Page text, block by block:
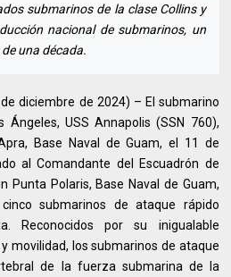
submarinos de la clase Collins y
nacional de submarinos, un
una década.
de diciembre de 2024) – El submarino
USS Annapolis (SSN 760),
Base Naval de Guam, el 11 de
al Comandante del Escuadrón de
Punta Polaris, Base Naval de Guam,
submarinos de ataque rápido
Reconocidos por su inigualable
movilidad, los submarinos de ataque
de la fuerza submarina de la